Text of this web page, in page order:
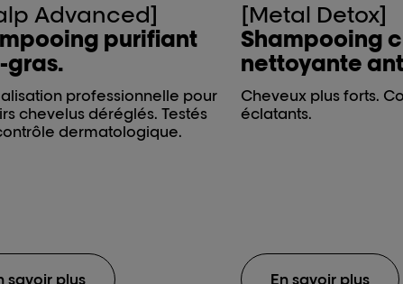
Advanced]
purifiant
gras.
professionnelle pour
chevelus déréglés. Testés
dermatologique.
savoir plus
[Metal Detox]
Shampooing
nettoyante
Cheveux plus forts.
éclatants.
En savoir plus